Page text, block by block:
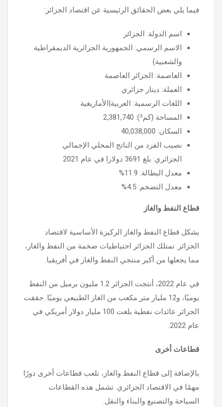
فيما يلي بعض الحقائق الرئيسية عن اقتصاد الجزائر:
اسم الدولة: الجزائر
الاسم الرسمي: الجمهورية الجزائرية الديمقراطية
والشعبية)
العاصمة: الجزائر العاصمة
العملة: دينار جزائري
اللغات الرسمية: العربية|الأمازيغية
المساحة (كم²): 2,381,740
السكان: 40,038,000
نصيب الفرد من الناتج المحلي الإجمالي
الجزائري: بلغ 3691 دولارا في عام 2021
معدل البطالة: 11.9%
معدل التضخم: 4.5%
قطاع النفط والغاز
يشكل قطاع النفط والغاز الركيزة الأساسية لاقتصاد
الجزائر. تمتلك الجزائر احتياطيات ضخمة من النفط والغاز،
مما يجعلها من أكبر منتجي النفط والغاز في أفريقيا.
في عام 2022، أنتجت الجزائر 1.2 مليون برميل من النفط
يوميًا، و12 مليار متر مكعب من الغاز الطبيعي يوميًا. حققت
الجزائر عائدات نفطية بلغت 100 مليار دولار أمريكي في
عام 2022.
قطاعات أخرى
بالإضافة إلى قطاع النفط والغاز، تلعب قطاعات أخرى دورًا
مهمًا في الاقتصاد الجزائري. تشمل هذه القطاعات
السياحة والتصنيع والبناء والنقل.